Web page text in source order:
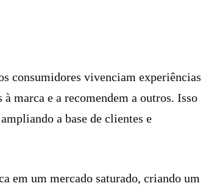
consumidores vivenciam experiências
marca e a recomendem a outros. Isso
a base de clientes e
em um mercado saturado, criando um